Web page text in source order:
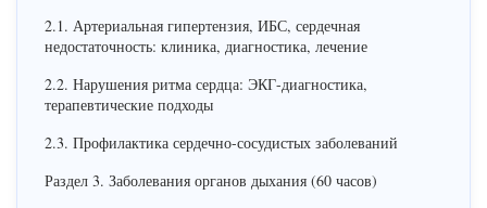
2.1. Артериальная гипертензия, ИБС, сердечная
недостаточность: клиника, диагностика, лечение
2.2. Нарушения ритма сердца: ЭКГ-диагностика,
терапевтические подходы
2.3. Профилактика сердечно-сосудистых заболеваний
Раздел 3. Заболевания органов дыхания (60 часов)